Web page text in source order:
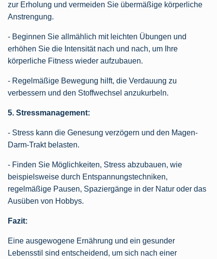
zur Erholung und vermeiden Sie übermäßige körperliche
Anstrengung.
- Beginnen Sie allmählich mit leichten Übungen und
erhöhen Sie die Intensität nach und nach, um Ihre
körperliche Fitness wieder aufzubauen.
- Regelmäßige Bewegung hilft, die Verdauung zu
verbessern und den Stoffwechsel anzukurbeln.
5. Stressmanagement:
- Stress kann die Genesung verzögern und den Magen-
Darm-Trakt belasten.
- Finden Sie Möglichkeiten, Stress abzubauen, wie
beispielsweise durch Entspannungstechniken,
regelmäßige Pausen, Spaziergänge in der Natur oder das
Ausüben von Hobbys.
Fazit:
Eine ausgewogene Ernährung und ein gesunder
Lebensstil sind entscheidend, um sich nach einer